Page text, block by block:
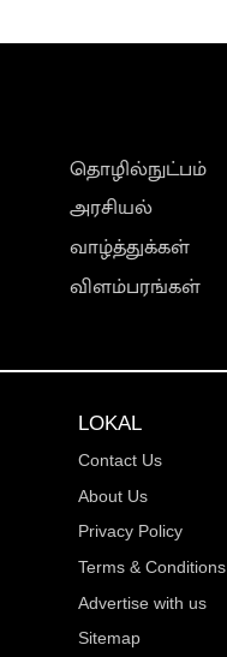
தொழில்நுட்பம்
அரசியல்
வாழ்த்துக்கள்
விளம்பரங்கள்
LOKAL
Contact Us
About Us
Privacy Policy
Terms & Conditions
Advertise with us
Sitemap